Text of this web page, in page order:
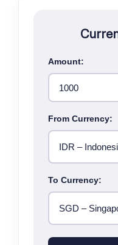
Amount:
From Currency:
To Currency: